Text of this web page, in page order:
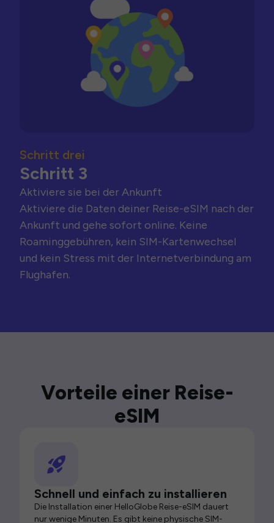
Schritt drei
Schritt 3
Aktiviere sie bei der Ankunft
Aktiviere die Daten deiner Reise-eSIM nach der
Ankunft und gehe sofort online. Keine
Roaminggebühren, kein SIM-Kartenwechsel
und kein Stress mit der Internetverbindung am
Flughafen.
Vorteile einer Reise-
eSIM
Schnell und einfach zu installieren
Die Installation einer HelloGlobe Reise-eSIM dauert
nur wenige Minuten. Es gibt keine physische SIM-